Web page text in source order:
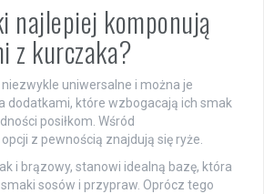
najlepiej komponują
z kurczaka?
uniwersalne i można je
dodatkami, które wzbogacają ich smak
posiłkom. Wśród
z pewnością znajdują się ryże.
i brązowy, stanowi idealną bazę, która
sosów i przypraw. Oprócz tego